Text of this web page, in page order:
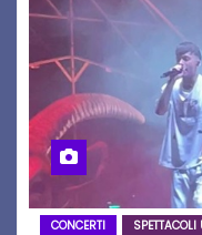
CONCERTI SPETTACOLI